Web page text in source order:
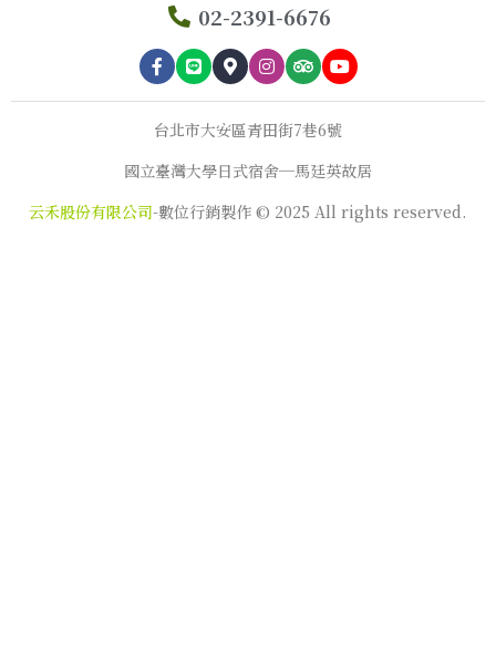
02-2391-6676
台北市大安區青田街7巷6號
國立臺灣大學日式宿舍─馬廷英故居
云禾股份有限公司-數位行銷製作 © 2025 All rights reserved.